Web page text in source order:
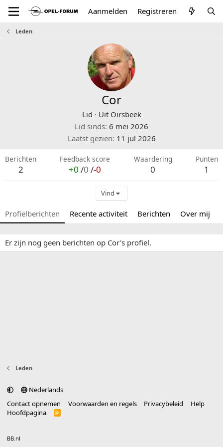
Aanmelden Registreren
Leden
Cor
Lid · Uit Oirsbeek
Lid sinds 6 mei 2026
Laatst gezien 11 jul 2026
Berichten
2
Feedback score
+0 /0 /-0
Waardering
0
Punten
1
Vind
Profielberichten Recente activiteit Berichten Over mij
Er zijn nog geen berichten op Cor's profiel.
Leden
Nederlands
Contact opnemen
Voorwaarden en regels Privacybeleid
Help
Hoofdpagina
R
BB.nl